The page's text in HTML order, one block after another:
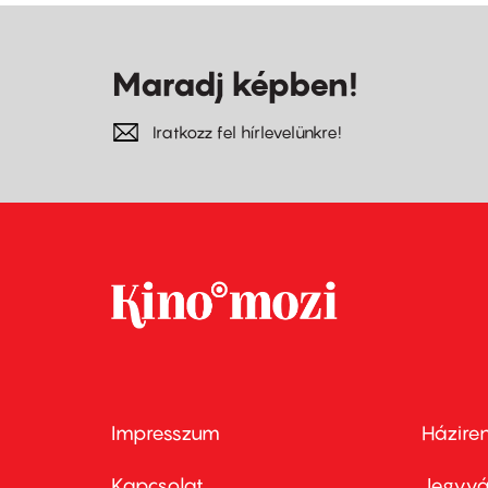
Maradj képben!
Iratkozz fel hírlevelünkre!
Footer
Impresszum